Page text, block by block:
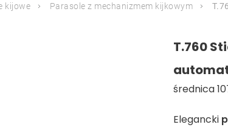
kijowe Parasole z mechanizmem kijkowym
T.760
średnica
Elegancki